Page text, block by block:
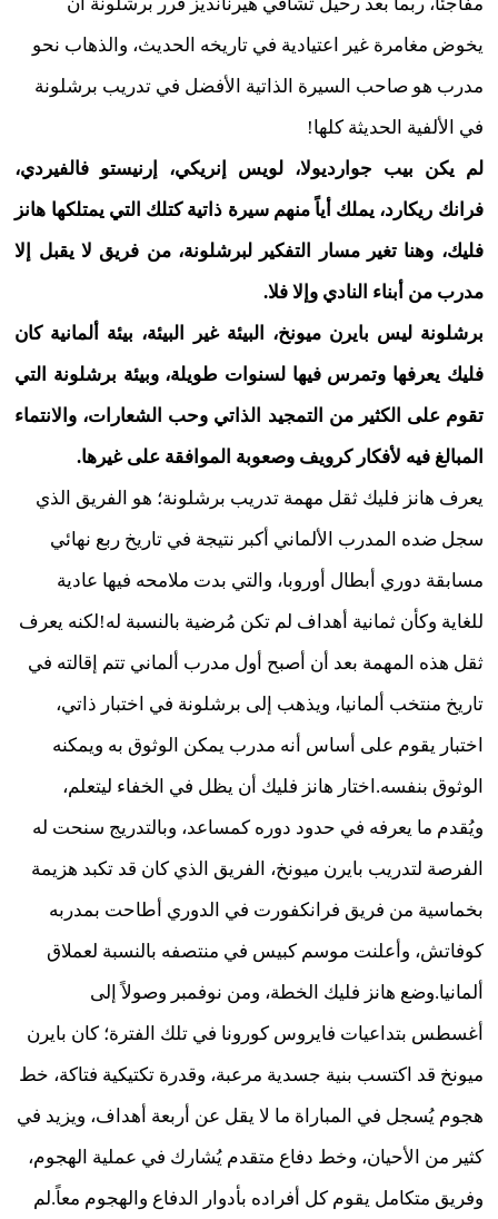
مفاجئاً، ربما بعد رحيل تشافي هيرنانديز قرر برشلونة أن
يخوض مغامرة غير اعتيادية في تاريخه الحديث، والذهاب نحو
مدرب هو صاحب السيرة الذاتية الأفضل في تدريب برشلونة
في الألفية الحديثة كلها!
لم يكن بيب جوارديولا، لويس إنريكي، إرنيستو فالفيردي،
فرانك ريكارد، يملك أياً منهم سيرة ذاتية كتلك التي يمتلكها هانز
فليك، وهنا تغير مسار التفكير لبرشلونة، من فريق لا يقبل إلا
مدرب من أبناء النادي وإلا فلا.
برشلونة ليس بايرن ميونخ، البيئة غير البيئة، بيئة ألمانية كان
فليك يعرفها وتمرس فيها لسنوات طويلة، وبيئة برشلونة التي
تقوم على الكثير من التمجيد الذاتي وحب الشعارات، والانتماء
المبالغ فيه لأفكار كرويف وصعوبة الموافقة على غيرها.
يعرف هانز فليك ثقل مهمة تدريب برشلونة؛ هو الفريق الذي
سجل ضده المدرب الألماني أكبر نتيجة في تاريخ ربع نهائي
مسابقة دوري أبطال أوروبا، والتي بدت ملامحه فيها عادية
للغاية وكأن ثمانية أهداف لم تكن مُرضية بالنسبة له!لكنه يعرف
ثقل هذه المهمة بعد أن أصبح أول مدرب ألماني تتم إقالته في
تاريخ منتخب ألمانيا، ويذهب إلى برشلونة في اختبار ذاتي،
اختبار يقوم على أساس أنه مدرب يمكن الوثوق به ويمكنه
الوثوق بنفسه.اختار هانز فليك أن يظل في الخفاء ليتعلم،
ويُقدم ما يعرفه في حدود دوره كمساعد، وبالتدريج سنحت له
الفرصة لتدريب بايرن ميونخ، الفريق الذي كان قد تكبد هزيمة
بخماسية من فريق فرانكفورت في الدوري أطاحت بمدربه
كوفاتش، وأعلنت موسم كبيس في منتصفه بالنسبة لعملاق
ألمانيا.وضع هانز فليك الخطة، ومن نوفمبر وصولاً إلى
أغسطس بتداعيات فايروس كورونا في تلك الفترة؛ كان بايرن
ميونخ قد اكتسب بنية جسدية مرعبة، وقدرة تكتيكية فتاكة، خط
هجوم يُسجل في المباراة ما لا يقل عن أربعة أهداف، ويزيد في
كثير من الأحيان، وخط دفاع متقدم يُشارك في عملية الهجوم،
وفريق متكامل يقوم كل أفراده بأدوار الدفاع والهجوم معاً.لم